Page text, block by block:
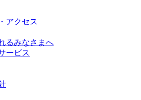
アクセス
るみなさまへ
ービス